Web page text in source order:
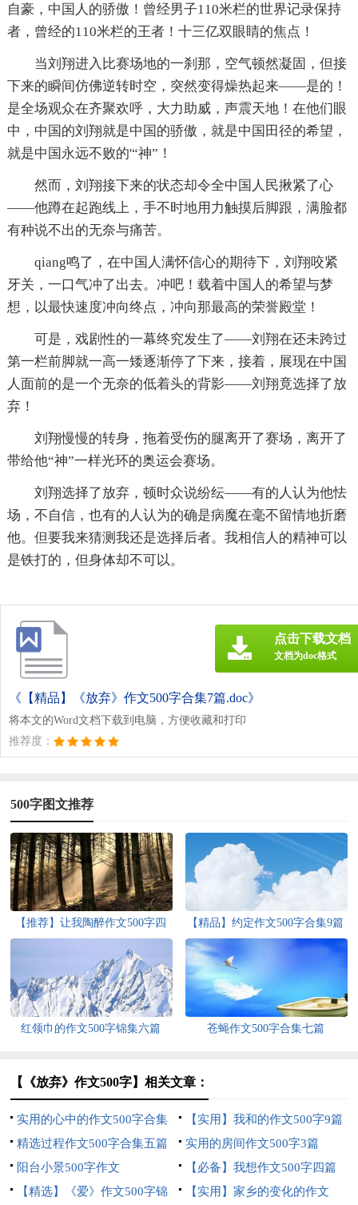
自豪，中国人的骄傲！曾经男子110米栏的世界记录保持
者，曾经的110米栏的王者！十三亿双眼睛的焦点！
当刘翔进入比赛场地的一刹那，空气顿然凝固，但接
下来的瞬间仿佛逆转时空，突然变得燥热起来——是的！
是全场观众在齐聚欢呼，大力助威，声震天地！在他们眼
中，中国的刘翔就是中国的骄傲，就是中国田径的希望，
就是中国永远不败的'“神”！
然而，刘翔接下来的状态却令全中国人民揪紧了心
——他蹲在起跑线上，手不时地用力触摸后脚跟，满脸都
有种说不出的无奈与痛苦。
qiang鸣了，在中国人满怀信心的期待下，刘翔咬紧
牙关，一口气冲了出去。冲吧！载着中国人的希望与梦
想，以最快速度冲向终点，冲向那最高的荣誉殿堂！
可是，戏剧性的一幕终究发生了——刘翔在还未跨过
第一栏前脚就一高一矮逐渐停了下来，接着，展现在中国
人面前的是一个无奈的低着头的背影——刘翔竟选择了放
弃！
刘翔慢慢的转身，拖着受伤的腿离开了赛场，离开了
带给他“神”一样光环的奥运会赛场。
刘翔选择了放弃，顿时众说纷纭——有的人认为他怯
场，不自信，也有的人认为的确是病魔在毫不留情地折磨
他。但要我来猜测我还是选择后者。我相信人的精神可以
是铁打的，但身体却不可以。
《【精品】《放弃》作文500字合集7篇.doc》
将本文的Word文档下载到电脑，方便收藏和打印
推荐度：
点击下载文档
文档为doc格式
500字图文推荐
【推荐】让我陶醉作文500字四
【精品】约定作文500字合集9篇
红领巾的作文500字锦集六篇 苍蝇作文500字合集七篇
【《放弃》作文500字】相关文章：
实用的心中的作文500字合集
四篇
【实用】我和的作文500字9篇
精选过程作文500字合集五篇
实用的房间作文500字3篇
阳台小景500字作文
【必备】我想作文500字四篇
【精选】《爱》作文500字锦
【实用】家乡的变化的作文